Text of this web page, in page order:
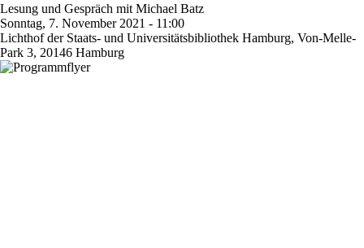
Lesung und Gespräch mit Michael Batz
Sonntag, 7. November 2021 - 11:00
Lichthof der Staats- und Universitätsbibliothek Hamburg, Von-Melle-
Park 3, 20146 Hamburg